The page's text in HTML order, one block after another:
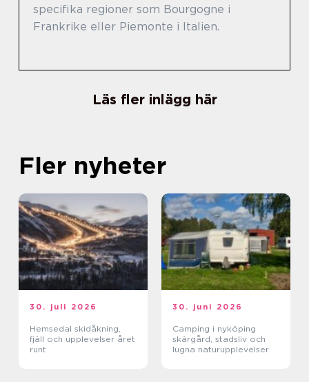
specifika regioner som Bourgogne i
Frankrike eller Piemonte i Italien.
Läs fler inlägg här
Fler nyheter
30. juli 2026
Hemsedal skidåkning,
fjäll och upplevelser året
runt
30. juni 2026
Camping i nyköping
skärgård, stadsliv och
lugna naturupplevelser